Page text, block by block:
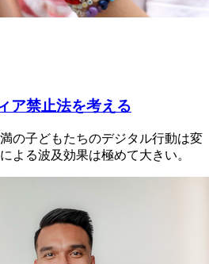
ア禁止法を考える
の子どもたちのデジタル行動は変
よる波及効果は極めて大きい。